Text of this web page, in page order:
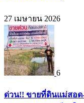
27 เมษายน 2026
6
ด่วน!! ขายที่ดินแม่สอด